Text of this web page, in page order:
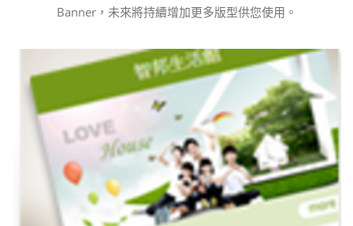
Banner，未來將持續增加更多版型供您使用。